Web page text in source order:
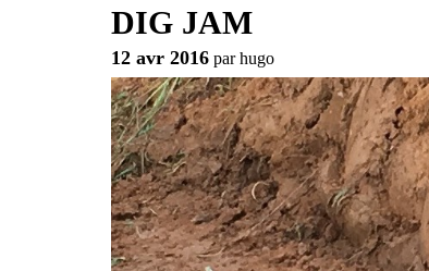
DIG JAM
12 avr 2016 parhugo